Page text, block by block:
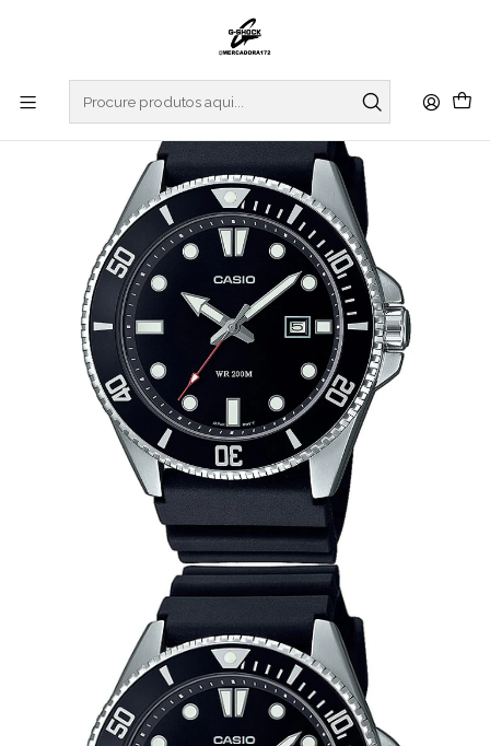
CASIO COLLECTION
Divers Analogic Series MDV-107-1A1VEF